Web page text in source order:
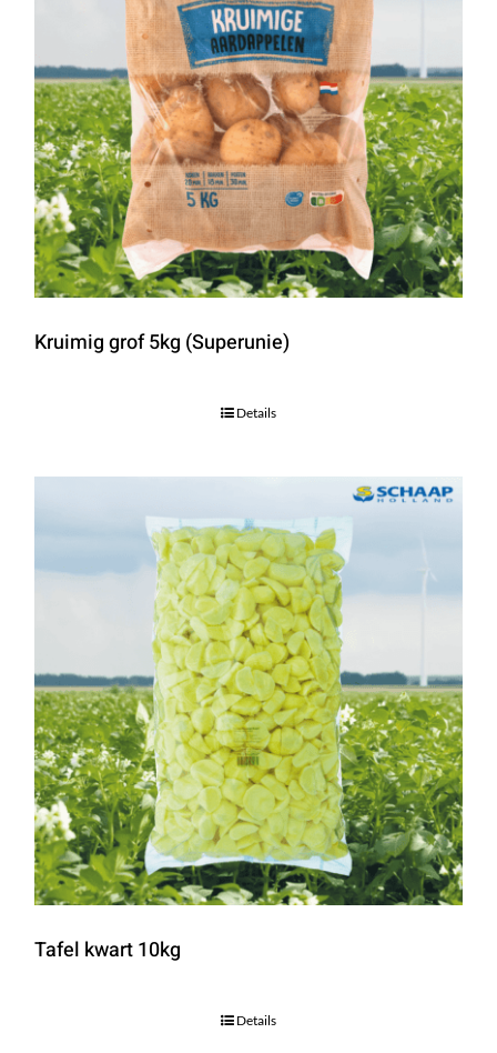
Kruimig grof 5kg (Superunie)
Details
Tafel kwart 10kg
Details